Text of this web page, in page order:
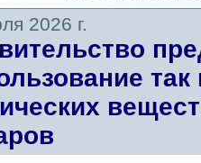
2026 г.